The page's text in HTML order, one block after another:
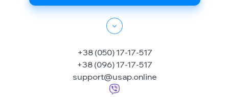
+38 (050) 17-17-517
+38 (096) 17-17-517
support@usap.online